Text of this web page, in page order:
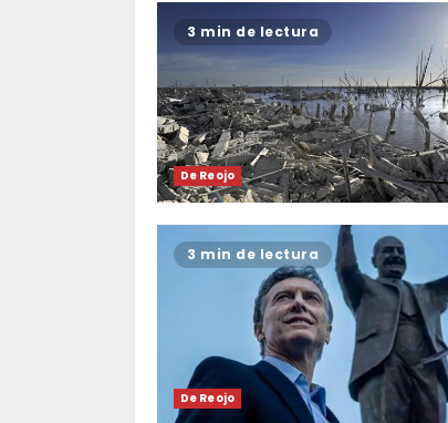
3 min de lectura
De Reojo
3 min de lectura
De Reojo